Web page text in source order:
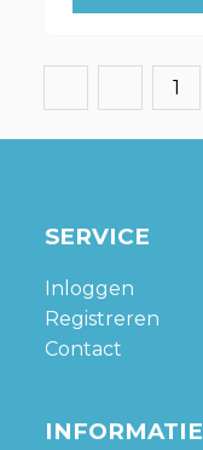
1
SERVICE
Inloggen
Registreren
Contact
INFORMATIE